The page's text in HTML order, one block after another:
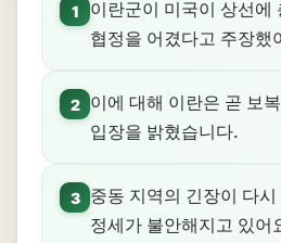
1
이란군이 미국이 상선에
협정을 어겼다고 주장했
2
이에 대해 이란은 곧 보
입장을 밝혔습니다.
3
중동 지역의 긴장이 다
정세가 불안해지고 있어